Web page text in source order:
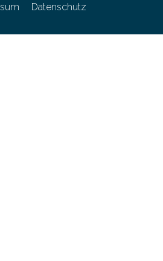
Datenschutz